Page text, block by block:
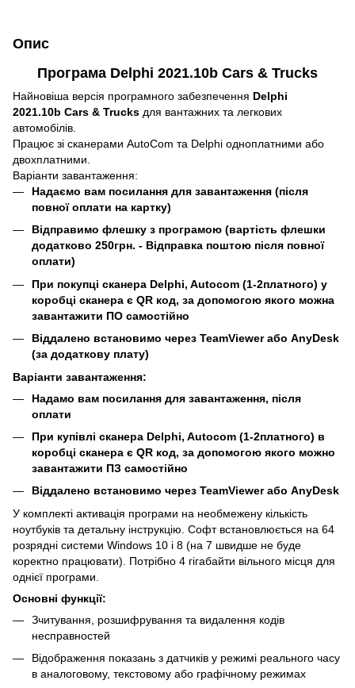
Опис
Програма Delphi 2021.10b Cars & Trucks
Найновіша версія програмного забезпечення Delphi
2021.10b Cars & Trucks для вантажних та легкових
автомобілів.
Працює зі сканерами AutoCom та Delphi одноплатними або
двохплатними.
Варіанти завантаження:
Надаємо вам посилання для завантаження (після
повної оплати на картку)
Відправимо флешку з програмою (вартість флешки
додатково 250грн. - Відправка поштою після повної
оплати)
При покупці сканера Delphi, Autocom (1-2платного) у
коробці сканера є QR код, за допомогою якого можна
завантажити ПО самостійно
Віддалено встановимо через TeamViewer або AnyDesk
(за додаткову плату)
Варіанти завантаження:
Надамо вам посилання для завантаження, після
оплати
При купівлі сканера Delphi, Autocom (1-2платного) в
коробці сканера є QR код, за допомогою якого можно
завантажити ПЗ самостійно
Віддалено встановимо через TeamViewer або AnyDesk
У комплекті активація програми на необмежену кількість
ноутбуків та детальну інструкцію. Софт встановлюється на 64
розрядні системи Windows 10 і 8 (на 7 швидше не буде
коректно працювати). Потрібно 4 гігабайти вільного місця для
однієї програми.
Основні функції:
Зчитування, розшифрування та видалення кодів
несправностей
Відображення показань з датчиків у режимі реального часу
в аналоговому, текстовому або графічному режимах